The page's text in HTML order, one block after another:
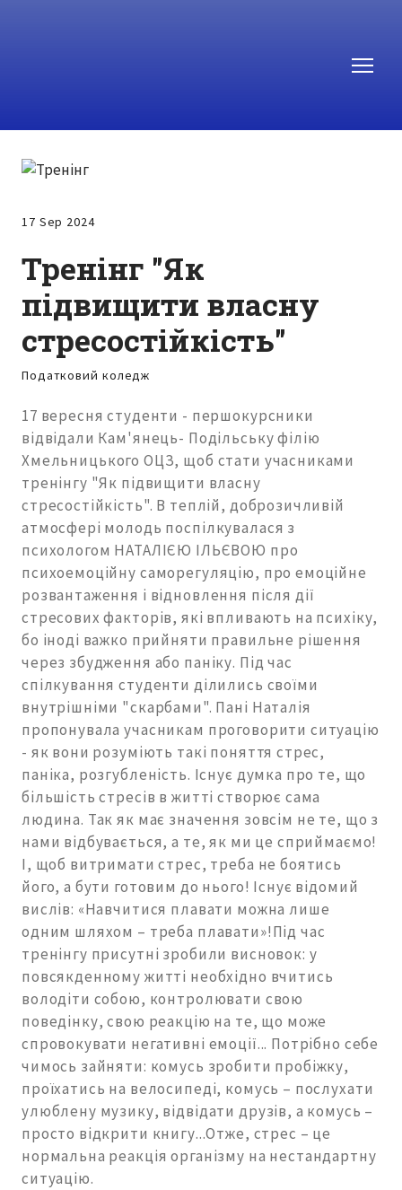
17 Sep 2024
Тренінг "Як
підвищити власну
стресостійкість"
Податковий коледж
17 вересня студенти - першокурсники
відвідали Кам'янець- Подільську філію
Хмельницького ОЦЗ, щоб стати учасниками
тренінгу "Як підвищити власну
стресостійкість". В теплій, доброзичливій
атмосфері молодь поспілкувалася з
психологом НАТАЛІЄЮ ІЛЬЄВОЮ про
психоемоційну саморегуляцію, про емоційне
розвантаження і відновлення після дії
стресових факторів, які впливають на психіку,
бо іноді важко прийняти правильне рішення
через збудження або паніку. Під час
спілкування студенти ділились своїми
внутрішніми "скарбами". Пані Наталія
пропонувала учасникам проговорити ситуацію
- як вони розуміють такі поняття стрес,
паніка, розгубленість. Існує думка про те, що
більшість стресів в житті створює сама
людина. Так як має значення зовсім не те, що з
нами відбувається, а те, як ми це сприймаємо!
І, щоб витримати стрес, треба не боятись
його, а бути готовим до нього! Існує відомий
вислів: «Навчитися плавати можна лише
одним шляхом – треба плавати»!Під час
тренінгу присутні зробили висновок: у
повсякденному житті необхідно вчитись
володіти собою, контролювати свою
поведінку, свою реакцію на те, що може
спровокувати негативні емоції... Потрібно себе
чимось зайняти: комусь зробити пробіжку,
проїхатись на велосипеді, комусь – послухати
улюблену музику, відвідати друзів, а комусь –
просто відкрити книгу...Отже, стрес – це
нормальна реакція організму на нестандартну
ситуацію.